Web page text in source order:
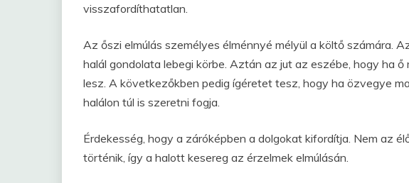
visszafordíthatatlan.
Az őszi elmúlás személyes élménnyé mélyül a költő számára.
halál gondolata lebegi körbe. Aztán az jut az eszébe, hogy ha
lesz. A következőkben pedig ígéretet tesz, hogy ha özvegye
halálon túl is szeretni fogja.
Érdekesség, hogy a záróképben a dolgokat kifordítja. Nem az
történik, így a halott kesereg az érzelmek elmúlásán.